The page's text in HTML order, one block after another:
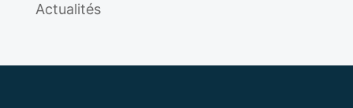
Actualités